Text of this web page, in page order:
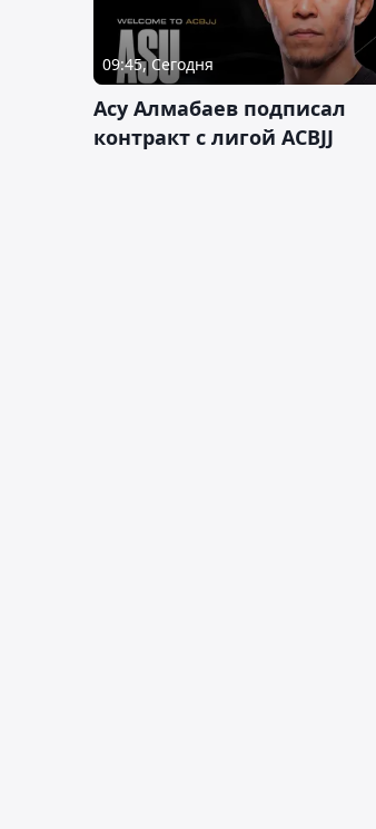
09:45, Сегодня
Асу Алмабаев подписал
контракт с лигой ACBJJ